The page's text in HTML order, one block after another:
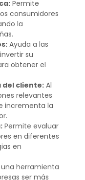
Permite
consumidores
la
Ayuda a las
su
obtener el
del cliente:Al
relevantes
incrementa la
Permite evaluar
en diferentes
en
herramienta
ser más